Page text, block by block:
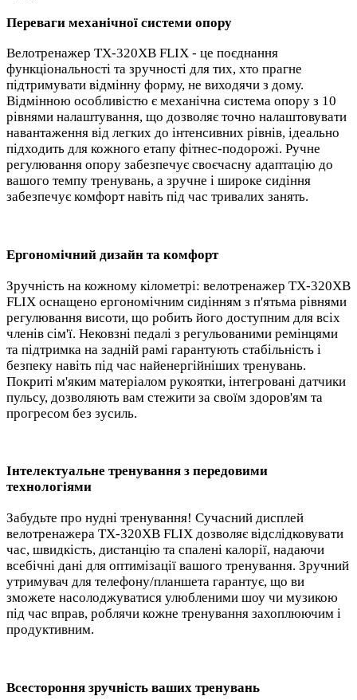
Переваги механічної системи опору
Велотренажер TX-320XB FLIX - це поєднання
функціональності та зручності для тих, хто прагне
підтримувати відмінну форму, не виходячи з дому.
Відмінною особливістю є механічна система опору з 10
рівнями налаштування, що дозволяє точно налаштовувати
навантаження від легких до інтенсивних рівнів, ідеально
підходить для кожного етапу фітнес-подорожі. Ручне
регулювання опору забезпечує своєчасну адаптацію до
вашого темпу тренувань, а зручне і широке сидіння
забезпечує комфорт навіть під час тривалих занять.
Ергономічний дизайн та комфорт
Зручність на кожному кілометрі: велотренажер TX-320XB
FLIX оснащено ергономічним сидінням з п'ятьма рівнями
регулювання висоти, що робить його доступним для всіх
членів сім'ї. Нековзні педалі з регульованими ремінцями
та підтримка на задній рамі гарантують стабільність і
безпеку навіть під час найенергійніших тренувань.
Покриті м'яким матеріалом рукоятки, інтегровані датчики
пульсу, дозволяють вам стежити за своїм здоров'ям та
прогресом без зусиль.
Інтелектуальне тренування з передовими
технологіями
Забудьте про нудні тренування! Сучасний дисплей
велотренажера TX-320XB FLIX дозволяє відслідковувати
час, швидкість, дистанцію та спалені калорії, надаючи
всебічні дані для оптимізації вашого тренування. Зручний
утримувач для телефону/планшета гарантує, що ви
зможете насолоджуватися улюбленими шоу чи музикою
під час вправ, роблячи кожне тренування захоплюючим і
продуктивним.
Всестороння зручність ваших тренувань